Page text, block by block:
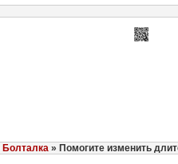
Болталка» Помогите изменить